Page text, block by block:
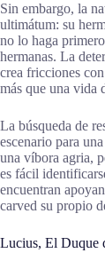
Sin embargo, la
ultimátum: su
no lo haga
hermanas. La
crea fricciones
más que una vida
La búsqueda de
escenario para
una víbora agria,
es fácil
encuentran
carved su propio
Lucius, El Duque